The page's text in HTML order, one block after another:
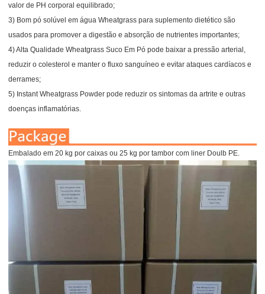
valor de PH corporal equilibrado;
3) Bom pó solúvel em água Wheatgrass para suplemento dietético são
usados para promover a digestão e absorção de nutrientes importantes;
4) Alta Qualidade Wheatgrass Suco Em Pó pode baixar a pressão arterial,
reduzir o colesterol e manter o fluxo sanguíneo e evitar ataques cardíacos e
derrames;
5) Instant Wheatgrass Powder pode reduzir os sintomas da artrite e outras
doenças inflamatórias.
Embalado em 20 kg por caixas ou 25 kg por tambor com liner Doulb PE.